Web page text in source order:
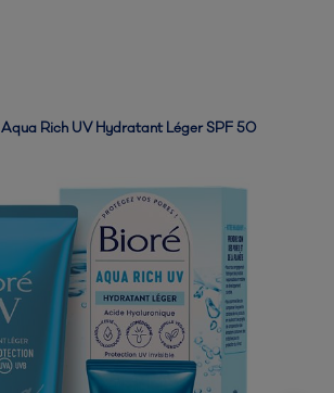
Aqua Rich UV Hydratant Léger SPF 50